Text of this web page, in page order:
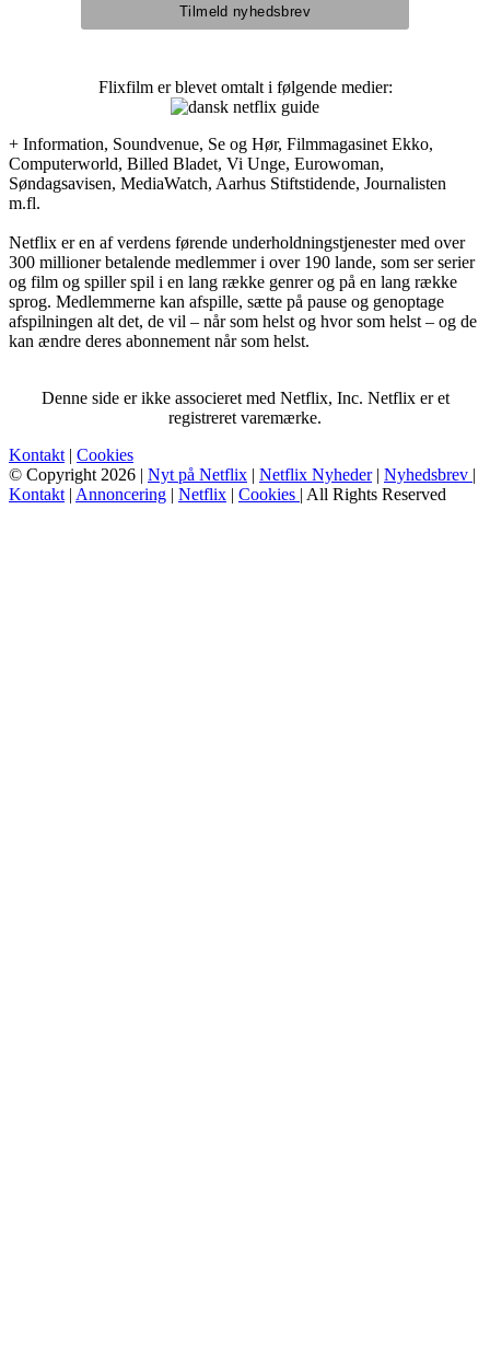
Flixfilm er blevet omtalt i følgende medier:
+ Information, Soundvenue, Se og Hør, Filmmagasinet Ekko,
Computerworld, Billed Bladet, Vi Unge, Eurowoman,
Søndagsavisen, MediaWatch, Aarhus Stiftstidende, Journalisten
m.fl.
Netflix er en af verdens førende underholdningstjenester med over
300 millioner betalende medlemmer i over 190 lande, som ser serier
og film og spiller spil i en lang række genrer og på en lang række
sprog. Medlemmerne kan afspille, sætte på pause og genoptage
afspilningen alt det, de vil – når som helst og hvor som helst – og de
kan ændre deres abonnement når som helst.
Denne side er ikke associeret med Netflix, Inc. Netflix er et
registreret varemærke.
Kontakt | Cookies
© Copyright 2026 | Nyt på Netflix | Netflix Nyheder| Nyhedsbrev |
Kontakt | Annoncering | Netflix | Cookies | All Rights Reserved